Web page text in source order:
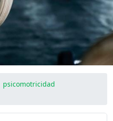
psicomotricidad